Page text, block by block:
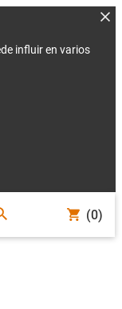
influir en varios
(0)